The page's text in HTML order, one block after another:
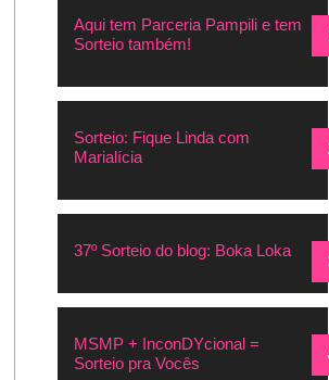
Aqui tem Parceria Pampili e tem
Sorteio também!
Sorteio: Fique Linda com
Marialícia
37º Sorteio do blog: Boka Loka
MSMP + InconDYcional =
Sorteio pra Vocês